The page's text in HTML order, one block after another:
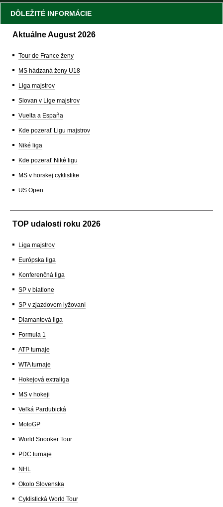
DÔLEŽITÉ INFORMÁCIE
Aktuálne August 2026
Tour de France ženy
MS hádzaná ženy U18
Liga majstrov
Slovan v Lige majstrov
Vuelta a España
Kde pozerať Ligu majstrov
Niké liga
Kde pozerať Niké ligu
MS v horskej cyklistike
US Open
TOP udalosti roku 2026
Liga majstrov
Európska liga
Konferenčná liga
SP v biatlone
SP v zjazdovom lyžovaní
Diamantová liga
Formula 1
ATP turnaje
WTA turnaje
Hokejová extraliga
MS v hokeji
Veľká Pardubická
MotoGP
World Snooker Tour
PDC turnaje
NHL
Okolo Slovenska
Cyklistická World Tour